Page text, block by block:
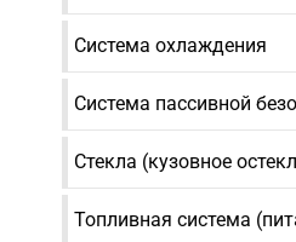
Система охлаждения
Система пассивной
Стекла (кузовное
Топливная система